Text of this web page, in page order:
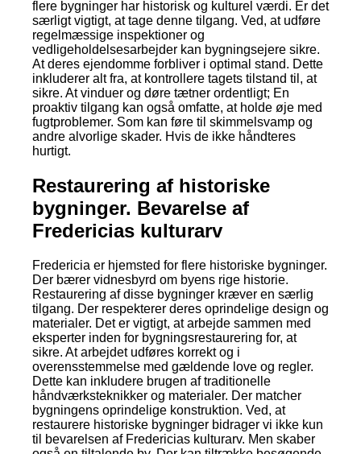
flere bygninger har historisk og kulturel værdi. Er det
særligt vigtigt, at tage denne tilgang. Ved, at udføre
regelmæssige inspektioner og
vedligeholdelsesarbejder kan bygningsejere sikre.
At deres ejendomme forbliver i optimal stand. Dette
inkluderer alt fra, at kontrollere tagets tilstand til, at
sikre. At vinduer og døre tætner ordentligt; En
proaktiv tilgang kan også omfatte, at holde øje med
fugtproblemer. Som kan føre til skimmelsvamp og
andre alvorlige skader. Hvis de ikke håndteres
hurtigt.
Restaurering af historiske
bygninger. Bevarelse af
Fredericias kulturarv
Fredericia er hjemsted for flere historiske bygninger.
Der bærer vidnesbyrd om byens rige historie.
Restaurering af disse bygninger kræver en særlig
tilgang. Der respekterer deres oprindelige design og
materialer. Det er vigtigt, at arbejde sammen med
eksperter inden for bygningsrestaurering for, at
sikre. At arbejdet udføres korrekt og i
overensstemmelse med gældende love og regler.
Dette kan inkludere brugen af traditionelle
håndværksteknikker og materialer. Der matcher
bygningens oprindelige konstruktion. Ved, at
restaurere historiske bygninger bidrager vi ikke kun
til bevarelsen af Fredericias kulturarv. Men skaber